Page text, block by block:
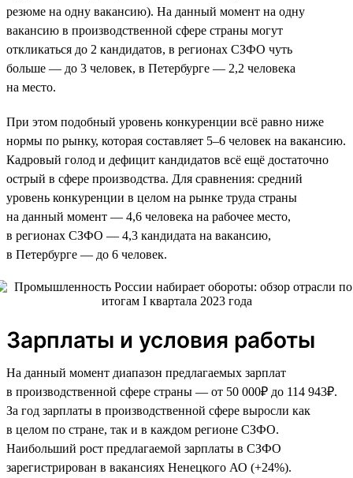
резюме на одну вакансию). На данный момент на одну
вакансию в производственной сфере страны могут
откликаться до 2 кандидатов, в регионах СЗФО чуть
больше — до 3 человек, в Петербурге — 2,2 человека
на место.
При этом подобный уровень конкуренции всё равно ниже
нормы по рынку, которая составляет 5–6 человек на вакансию.
Кадровый голод и дефицит кандидатов всё ещё достаточно
острый в сфере производства. Для сравнения: средний
уровень конкуренции в целом на рынке труда страны
на данный момент — 4,6 человека на рабочее место,
в регионах СЗФО — 4,3 кандидата на вакансию,
в Петербурге — до 6 человек.
Зарплаты и условия работы
На данный момент диапазон предлагаемых зарплат
в производственной сфере страны — от 50 000₽ до 114 943₽.
За год зарплаты в производственной сфере выросли как
в целом по стране, так и в каждом регионе СЗФО.
Наибольший рост предлагаемой зарплаты в СЗФО
зарегистрирован в вакансиях Ненецкого АО (+24%).